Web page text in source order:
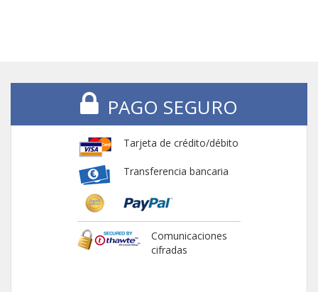
PAGO SEGURO
Tarjeta de crédito/débito
Transferencia bancaria
Comunicaciones
cifradas